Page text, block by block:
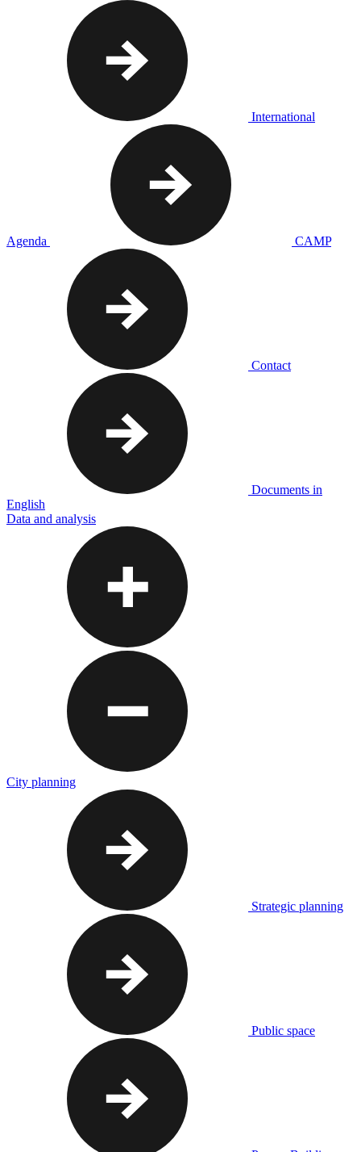
International
Agenda CAMP
Contact
Documents in
English
Data and analysis
City planning
Strategic planning
Public space